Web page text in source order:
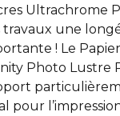
Ultrachrome
travaux une
! Le
Photo Lustre
pour